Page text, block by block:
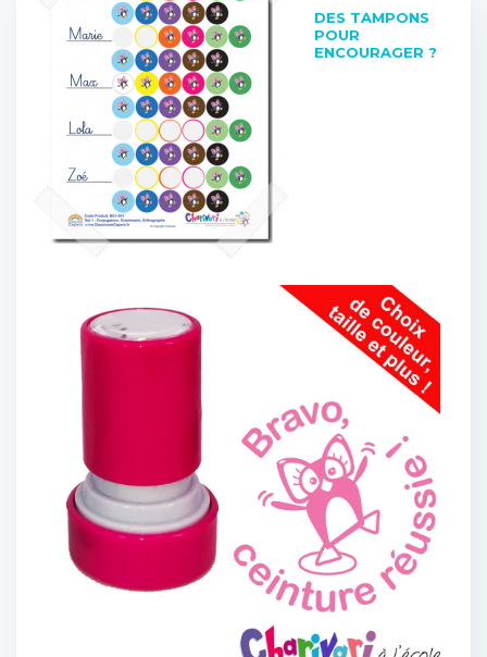
DES TAMPONS
POUR
ENCOURAGER ?